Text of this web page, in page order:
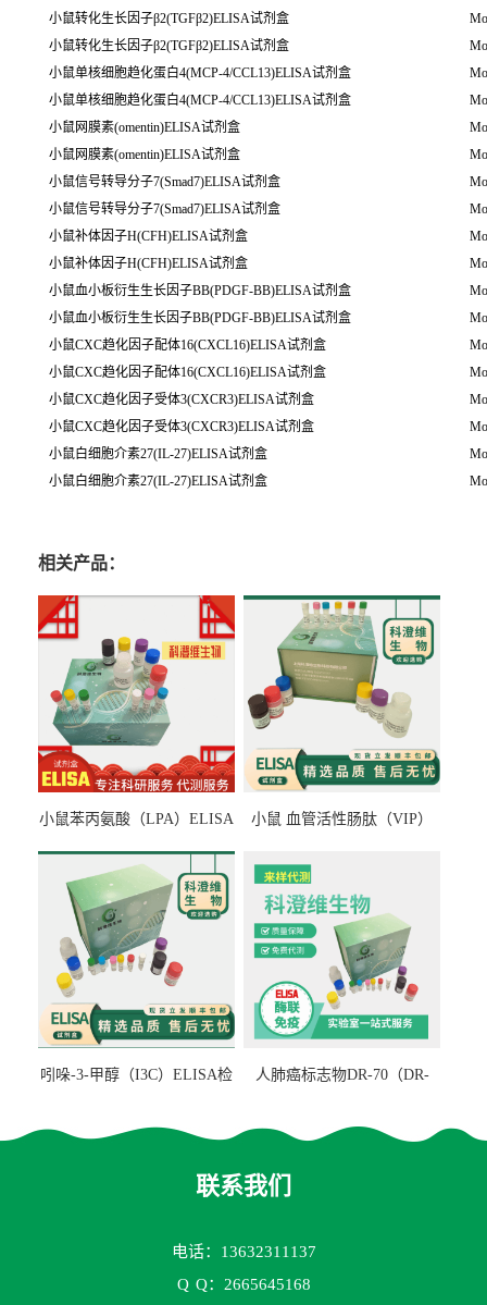
小鼠转化生长因子β2(TGFβ2)ELISA试剂盒
小鼠转化生长因子β2(TGFβ2)ELISA试剂盒
小鼠单核细胞趋化蛋白4(MCP-4/CCL13)ELISA试剂盒
小鼠单核细胞趋化蛋白4(MCP-4/CCL13)ELISA试剂盒
小鼠网膜素(omentin)ELISA试剂盒
小鼠网膜素(omentin)ELISA试剂盒
小鼠信号转导分子7(Smad7)ELISA试剂盒
小鼠信号转导分子7(Smad7)ELISA试剂盒
小鼠补体因子H(CFH)ELISA试剂盒
小鼠补体因子H(CFH)ELISA试剂盒
小鼠血小板衍生生长因子BB(PDGF-BB)ELISA试剂盒
小鼠血小板衍生生长因子BB(PDGF-BB)ELISA试剂盒
小鼠CXC趋化因子配体16(CXCL16)ELISA试剂盒
小鼠CXC趋化因子配体16(CXCL16)ELISA试剂盒
小鼠CXC趋化因子受体3(CXCR3)ELISA试剂盒
小鼠CXC趋化因子受体3(CXCR3)ELISA试剂盒
小鼠白细胞介素27(IL-27)ELISA试剂盒
小鼠白细胞介素27(IL-27)ELISA试剂盒
相关产品：
小鼠苯丙氨酸（LPA）ELISA
小鼠 血管活性肠肽（VIP）
吲哚-3-甲醇（I3C）ELISA检
人肺癌标志物DR-70（DR-
联系我们
电话：13632311137
Q Q：2665645168